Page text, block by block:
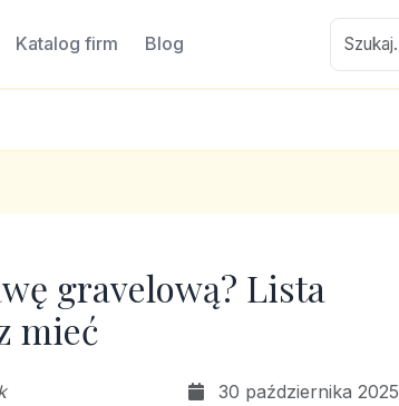
Katalog firm Blog
gravelową? Lista
mieć
30 października 2025